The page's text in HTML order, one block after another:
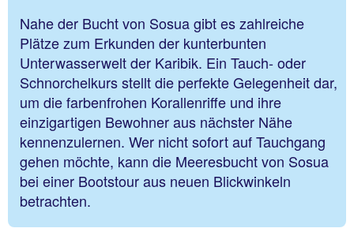
Nahe der Bucht von Sosua gibt es zahlreiche
Plätze zum Erkunden der kunterbunten
Unterwasserwelt der Karibik. Ein Tauch- oder
Schnorchelkurs stellt die perfekte Gelegenheit dar,
um die farbenfrohen Korallenriffe und ihre
einzigartigen Bewohner aus nächster Nähe
kennenzulernen. Wer nicht sofort auf Tauchgang
gehen möchte, kann die Meeresbucht von Sosua
bei einer Bootstour aus neuen Blickwinkeln
betrachten.